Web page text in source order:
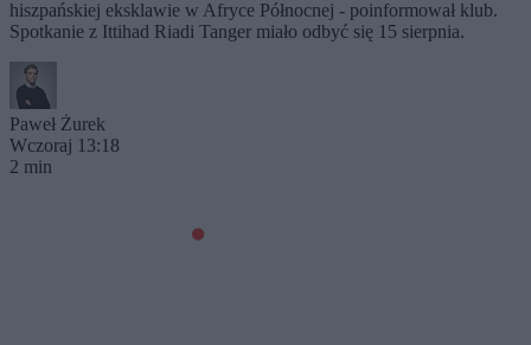
hiszpańskiej eksklawie w Afryce Północnej - poinformował klub.
Spotkanie z Ittihad Riadi Tanger miało odbyć się 15 sierpnia.
Paweł Żurek
Wczoraj 13:18
2 min